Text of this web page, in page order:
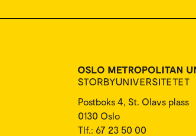
Postboks 4, St. Olavs plass
0130 Oslo
Tlf.: 67 23 50 00